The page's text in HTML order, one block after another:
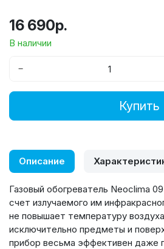
16 690р.
В наличии
−
Купить
Описание
Газовый обогреватель Neoclima
счет излучаемого им
не повышает температуру
исключительно предметы и
прибор весьма эффективен даже